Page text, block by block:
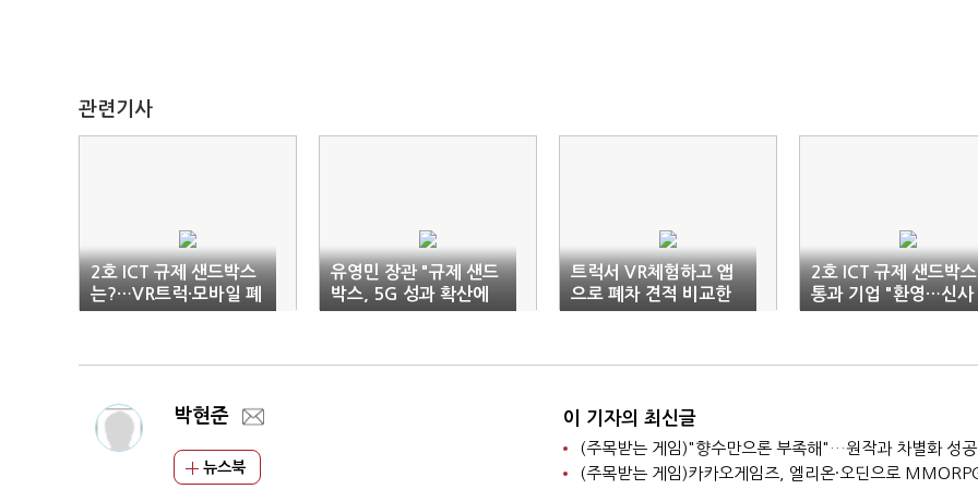
관련기사
2호 ICT 규제 샌드박스
는?…VR트럭·모바일 폐
차 견적 비교 등 5건 심
유영민 장관 "규제 샌드
박스, 5G 성과 확산에
핵심 역할"
트럭서 VR체험하고 앱
으로 폐차 견적 비교한
다
2호 ICT 규제 샌드박스
통과 기업 "환영…신사
업 속도"
박현준
뉴스북
이 기자의 최신글